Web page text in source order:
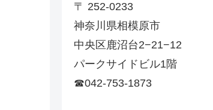
〒 252-0233
神奈川県相模原市
中央区鹿沼台2−21−12
パークサイドビル1階
☎042-753-1873